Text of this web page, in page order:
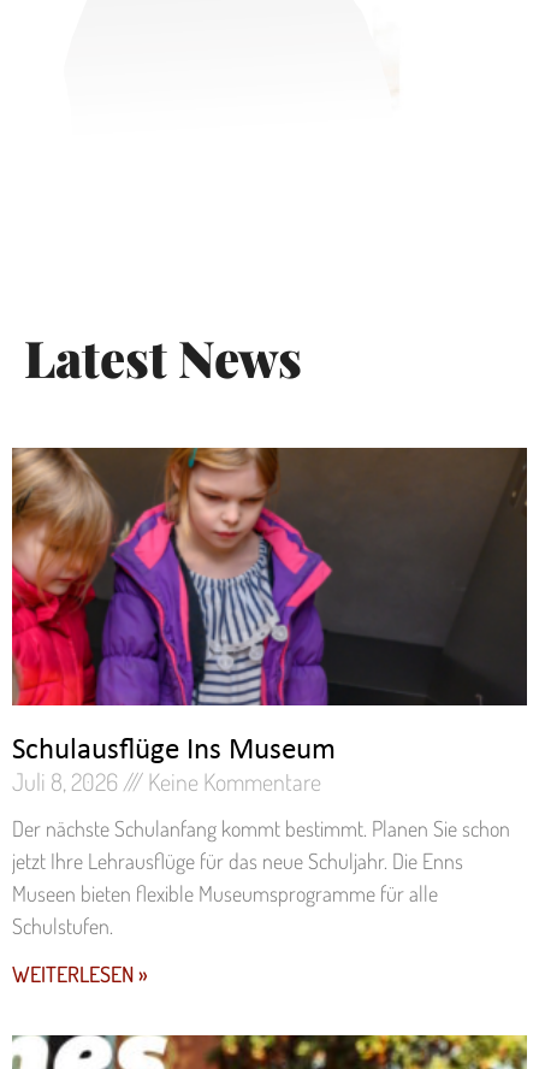
Latest News
Schulausflüge Ins Museum
Juli 8, 2026 Keine Kommentare
Der nächste Schulanfang kommt bestimmt. Planen Sie schon
jetzt Ihre Lehrausflüge für das neue Schuljahr. Die Enns
Museen bieten flexible Museumsprogramme für alle
Schulstufen.
WEITERLESEN »